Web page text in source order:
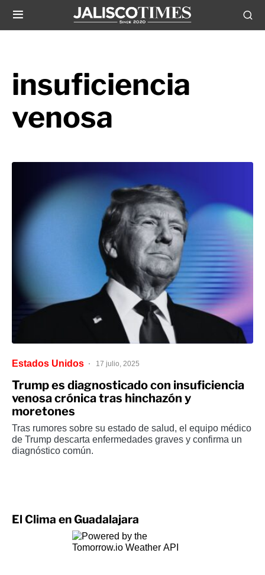
insuficiencia
venosa
Estados Unidos 17 julio, 2025
Trump es diagnosticado con insuficiencia
venosa crónica tras hinchazón y
moretones
Tras rumores sobre su estado de salud, el equipo médico
de Trump descarta enfermedades graves y confirma un
diagnóstico común.
El Clima en Guadalajara